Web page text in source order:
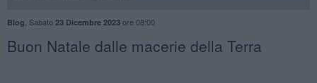
Blog Sabato 23 Dicembre 2023ore 08:00
​Buon Natale dalle macerie della Terra